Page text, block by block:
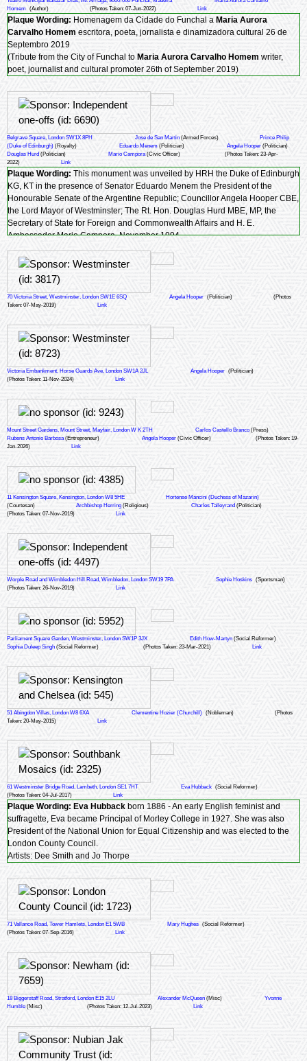
Homem (Author) (Photos Taken: 07-Jun-2022) Link
Plaque Wording: Homenagem da Cidade do Funchal a Maria Aurora
Carvalho Homem escritora, poeta, jornalista e dinamizadora cultural 26 de
Septembro 2019
(Tribute from the City of Funchal to Maria Aurora Carvalho Homem writer,
poet, journalist and cultural promoter 26th of September 2019)
Belgrave Square, London SW1X 8PH Jose de San Martin (Armed Forces)
Prince Philip
(Duke of Edinburgh) (Royalty) Eduardo Menem (Politician) Angela Hooper (Politician)
Douglas Hurd (Politician) Mario Campora(Civic Officer)
(Photos Taken: 23-Apr-
2022)
Link
Plaque Wording: This monument was unveiled by HRH the Duke of Edinburgh
KG, KT in the presence of Senator Eduardo Menem the President of the
Honourable Senate of the Argentine Republic; Councillor Angela Hooper CBE,
the Lord Mayor of Westminster; The Rt. Hon. Douglas Hurd MBE, MP, the
Secretary of State for Foreign and Commonwealth Affairs and H. E.
Ambassador Mario Campora. November 1994.
70 Victoria Street, Westminster, London SW1E 6SQ Angela Hooper (Politician)
(Photos
Taken: 07-May-2019)
Link
Victoria Embankment, Horse Guards Ave, London SW1A 2JL Angela Hooper (Politician)
(Photos Taken: 11-Nov-2024)
Link
Mount Street Gardens, Mount Street, Mayfair, London W K 2TH Carlos Castello Branco (Press)
Rubens Antonio Barbosa(Entrepreneur) Angela Hooper (Civic Officer)
(Photos Taken: 19-
Jan-2026)
Link
11 Kensington Square, Kensington, London W8 5HE
Hortense Mancini (Duchess of Mazarin)
(Courtesan)
Archbishop Herring (Religious) Charles Talleyrand (Politician)
(Photos Taken: 07-Nov-2019)
Link
Worple Road and Wimbledon Hill Road, Wimbledon, London SW19 7PA Sophie Hoskins (Sportsman)
(Photos Taken: 26-Nov-2019)
Link
Parliament Square Garden, Westminster, London SW1P 3JX Edith How-Martyn (Social Reformer)
Sophia Duleep Singh (Social Reformer) (Photos Taken: 23-Mar-2021) Link
51 Abingdon Villas, London W8 6XA Clementine Hozier (Churchill) (Nobleman)
(Photos
Taken: 20-May-2015)
Link
61 Westminster Bridge Road, Lambeth, London SE1 7HT Eva Hubback (Social Reformer)
(Photos Taken: 04-Jul-2017)
Link
Plaque Wording: Eva Hubback born 1886 - An early English feminist and
suffragette, Eva became Principal of Morley College in 1927. She was also
President of the National Union for Equal Citizenship and was elected to the
London County Council.
Artists: Dee Smith and Jo Thorpe
71 Vallance Road, Tower Hamlets, London E1 5WB Mary Hughes (Social Reformer)
(Photos Taken: 07-Sep-2016)
Link
18 Biggerstaff Road, Stratford, London E15 2LU Alexander McQueen (Misc)
Yvonne
Humble (Misc) (Photos Taken: 12-Jul-2023) Link